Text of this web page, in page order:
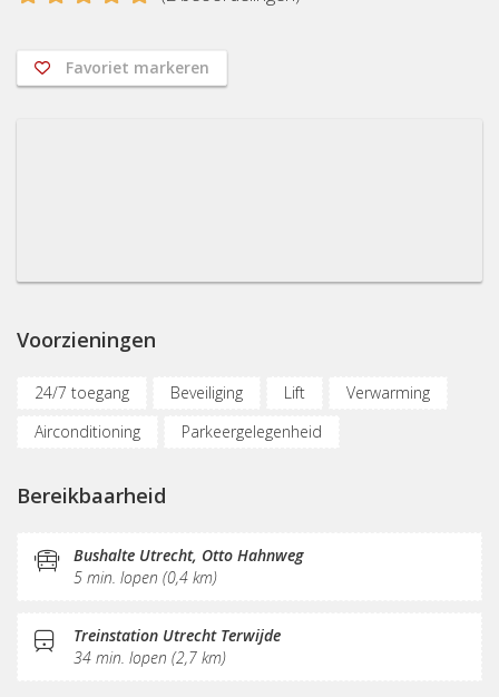
Favoriet markeren
Voorzieningen
24/7 toegang Beveiliging Lift
Verwarming
Airconditioning
Parkeergelegenheid
Vergaderplekken
Internetmogelijkheden
Printservice
KVK-inschrijving
Sociaal hart
Koffie/thee
Pantry Receptie
Bereikbaarheid
Bushalte Utrecht, Otto Hahnweg
5 min. lopen (0,4 km)
Treinstation Utrecht Terwijde
34 min. lopen (2,7 km)